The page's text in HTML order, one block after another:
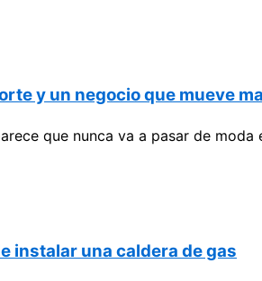
y un negocio que mueve
que nunca va a pasar de
instalar una caldera de gas